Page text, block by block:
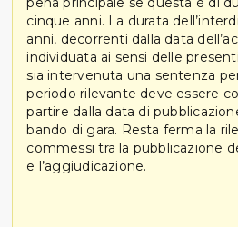
cinque anni. La durata
anni, decorrenti dalla data
individuata ai sensi delle
sia intervenuta una sentenza
periodo rilevante deve essere
partire dalla data di
bando di gara. Resta ferma la
commessi tra la pubblicazione
e l’aggiudicazione.